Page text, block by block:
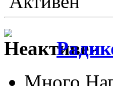
Много